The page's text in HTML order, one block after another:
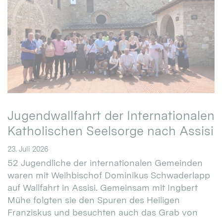
Jugendwallfahrt der Internationalen
Katholischen Seelsorge nach Assisi
23. Juli 2026
52 Jugendliche der internationalen Gemeinden
waren mit Weihbischof Dominikus Schwaderlapp
auf Wallfahrt in Assisi. Gemeinsam mit Ingbert
Mühe folgten sie den Spuren des Heiligen
Franziskus und besuchten auch das Grab von